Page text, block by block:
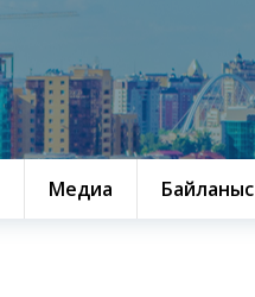
Медиа Байланыс